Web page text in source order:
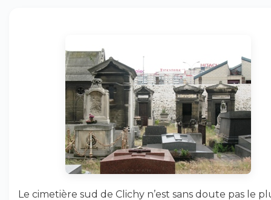
Le cimetière sud de Clichy n’est sans doute pas le